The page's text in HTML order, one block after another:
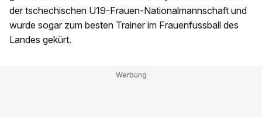
der tschechischen U19-Frauen-Nationalmannschaft und
wurde sogar zum besten Trainer im Frauenfussball des
Landes gekürt.